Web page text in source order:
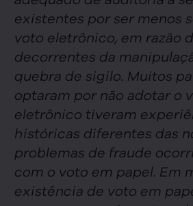
existentes por ser menos
voto eletrônico, em razão
decorrentes da
quebra de sigilo. Muitos
optaram por não adotar o
eletrônico tiveram
históricas diferentes das
problemas de fraude
com o voto em papel. Em
existência de voto em